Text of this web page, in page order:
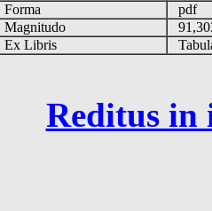
Forma
pdf
Magnitudo
Ex Libris
Reditus in